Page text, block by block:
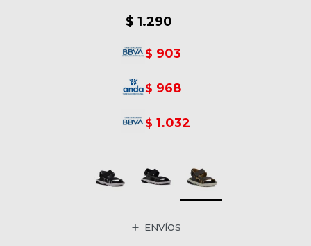
$ 1.290
$ 903
$ 968
$ 1.032
ENVÍOS